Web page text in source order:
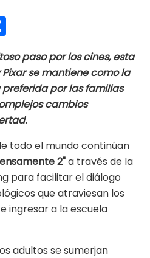
m
p
ar
ti
r
paso por los cines, esta
se mantiene como la
por las familias
cambios
todo el mundo continúan
2"a través de la
para facilitar el diálogo
que atraviesan los
ingresar a la escuela
adultos se sumerjan